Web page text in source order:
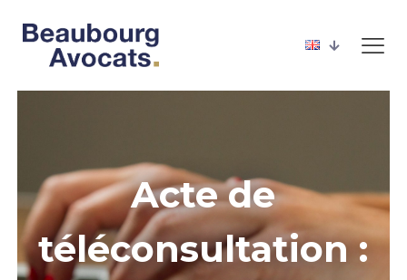
Acte de
téléconsultation :